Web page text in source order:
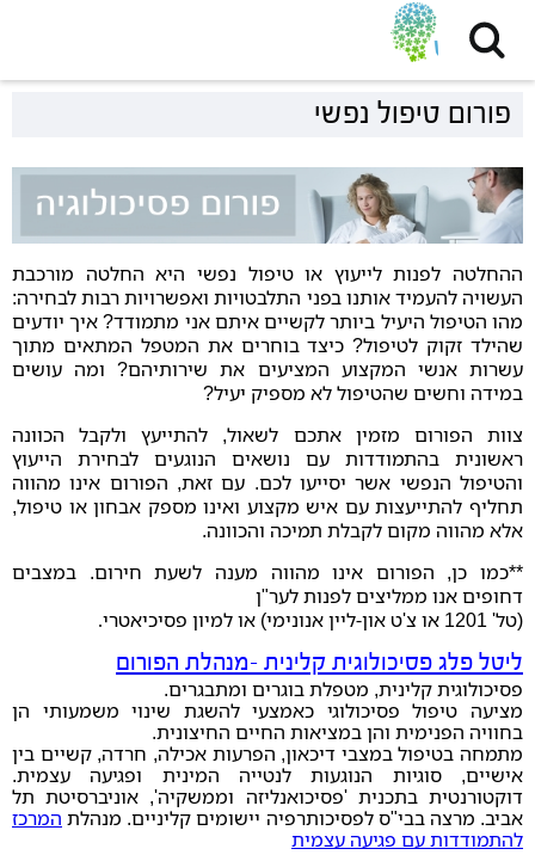
פורום טיפול נפשי
ההחלטה לפנות לייעוץ או טיפול נפשי היא החלטה מורכבת
העשויה להעמיד אותנו בפני התלבטויות ואפשרויות רבות לבחירה:
מהו הטיפול היעיל ביותר לקשיים איתם אני מתמודד? איך יודעים
שהילד זקוק לטיפול? כיצד בוחרים את המטפל המתאים מתוך
עשרות אנשי המקצוע המציעים את שירותיהם? ומה עושים
במידה וחשים שהטיפול לא מספיק יעיל?
צוות הפורום מזמין אתכם לשאול, להתייעץ ולקבל הכוונה
ראשונית בהתמודדות עם נושאים הנוגעים לבחירת הייעוץ
והטיפול הנפשי אשר יסייעו לכם. עם זאת, הפורום אינו מהווה
תחליף להתייעצות עם איש מקצוע ואינו מספק אבחון או טיפול,
אלא מהווה מקום לקבלת תמיכה והכוונה.
**כמו כן, הפורום אינו מהווה מענה לשעת חירום. במצבים
דחופים אנו ממליצים לפנות לער"ן
(טל' 1201 או צ'ט און-ליין אנונימי) או למיון פסיכיאטרי
.
ליטל פלג פסיכולוגית קלינית -מנהלת הפורום
פסיכולוגית קלינית, מטפלת בוגרים ומתבגרים.
מציעה טיפול פסיכולוגי כאמצעי להשגת שינוי משמעותי הן
בחוויה הפנימית והן במציאות החיים החיצונית.
מתמחה בטיפול במצבי דיכאון, הפרעות אכילה, חרדה, קשיים בין
אישיים, סוגיות הנוגעות לנטייה המינית ופגיעה עצמית.
דוקטורנטית בתכנית 'פסיכואנליזה וממשקיה', אוניברסיטת תל
אביב. מרצה בבי"ס לפסיכותרפיה יישומים קליניים. מנהלת המרכז
להתמודדות עם פגיעה עצמית